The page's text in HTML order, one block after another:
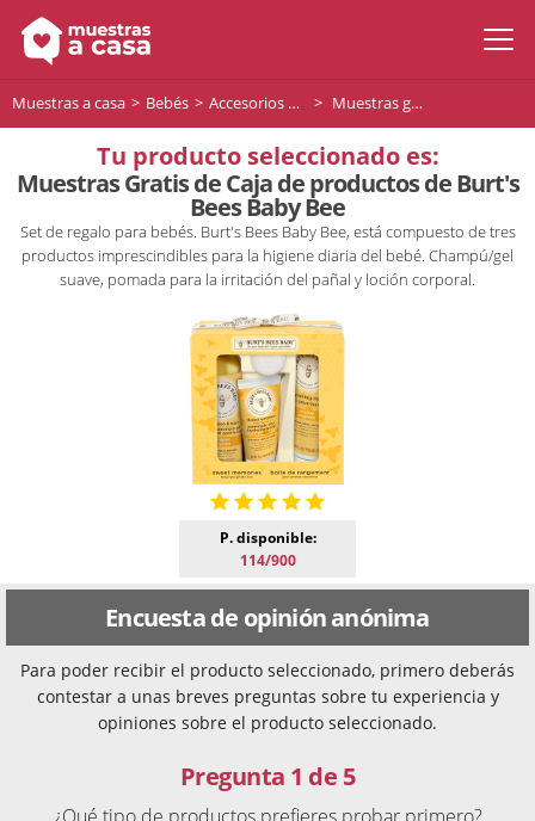
Muestras a casa Bebés Accesorios para bebés Muestras gratis de Caja de productos de Burt's Bees Baby Bee
Tu producto seleccionado es:
Muestras Gratis de Caja de productos de Burt's
Bees Baby Bee
Set de regalo para bebés. Burt's Bees Baby Bee, está compuesto de tres
productos imprescindibles para la higiene diaria del bebé. Champú/gel
suave, pomada para la irritación del pañal y loción corporal.
P. disponible:
114/900
Encuesta de opinión anónima
Para poder recibir el producto seleccionado, primero deberás
contestar a unas breves preguntas sobre tu experiencia y
opiniones sobre el producto seleccionado.
Pregunta 1 de 5